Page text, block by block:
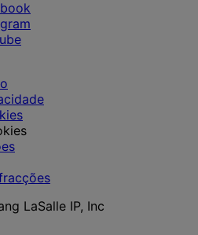
LaSalle IP, Inc